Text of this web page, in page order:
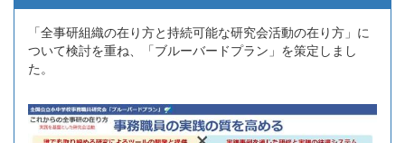
「全事研組織の在り方と持続可能な研究会活動の在り方」に
ついて検討を重ね、「ブルーバードプラン」を策定しまし
た。